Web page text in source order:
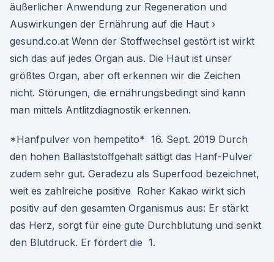
äußerlicher Anwendung zur Regeneration und
Auswirkungen der Ernährung auf die Haut ›
gesund.co.at Wenn der Stoffwechsel gestört ist wirkt
sich das auf jedes Organ aus. Die Haut ist unser
größtes Organ, aber oft erkennen wir die Zeichen
nicht. Störungen, die ernährungsbedingt sind kann
man mittels Antlitzdiagnostik erkennen.
*Hanfpulver von hempetito* 16. Sept. 2019 Durch
den hohen Ballaststoffgehalt sättigt das Hanf-Pulver
zudem sehr gut. Geradezu als Superfood bezeichnet,
weit es zahlreiche positive Roher Kakao wirkt sich
positiv auf den gesamten Organismus aus: Er stärkt
das Herz, sorgt für eine gute Durchblutung und senkt
den Blutdruck. Er fördert die 1.